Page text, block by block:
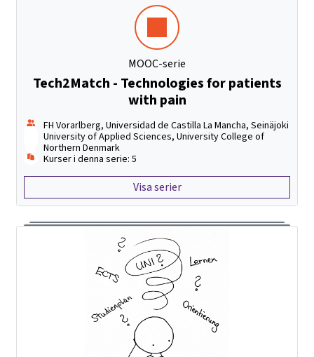
MOOC-serie
Tech2Match - Technologies for patients
with pain
FH Vorarlberg, Universidad de Castilla La Mancha, Seinäjoki
University of Applied Sciences, University College of
Northern Denmark
Kurser i denna serie: 5
Visa serier